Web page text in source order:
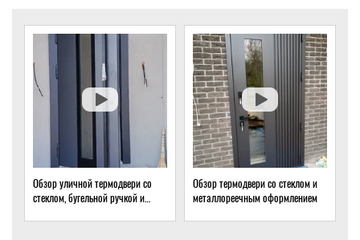
Обзор термодвери со стеклом и
металлореечным оформлением
Обзор термодвери с ковкой и
стеклом для подвала частного